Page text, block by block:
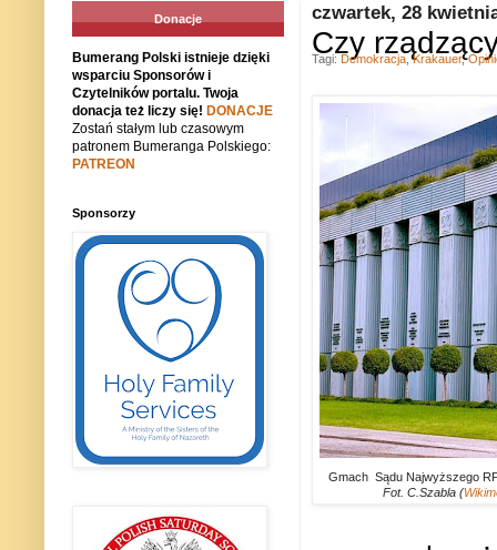
czwartek, 28
Czy
Gmach Sądu Najwyższego
Fot. C.Szabla (
Tagi: Demokracja ,Krakauer,
Donacje
Bumerang Polski istnieje dzięki
wsparciu Sponsorów i
Czytelników portalu. Twoja
donacja też liczy się! DONACJE
Zostań stałym lub czasowym
patronem Bumeranga Polskiego:
PATREON
Sponsorzy